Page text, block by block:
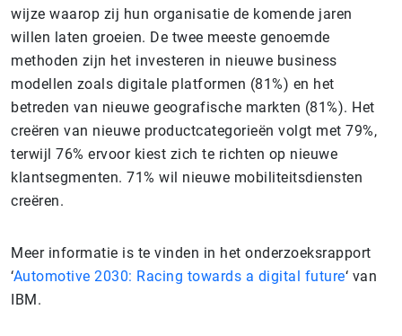
wijze waarop zij hun organisatie de komende jaren
willen laten groeien. De twee meeste genoemde
methoden zijn het investeren in nieuwe business
modellen zoals digitale platformen (81%) en het
betreden van nieuwe geografische markten (81%). Het
creëren van nieuwe productcategorieën volgt met 79%,
terwijl 76% ervoor kiest zich te richten op nieuwe
klantsegmenten. 71% wil nieuwe mobiliteitsdiensten
creëren.
Meer informatie is te vinden in het onderzoeksrapport
‘Automotive 2030: Racing towards a digital future‘ van
IBM.